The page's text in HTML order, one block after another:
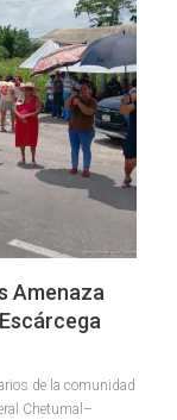
Amenaza
de la comunidad
Chetumal–